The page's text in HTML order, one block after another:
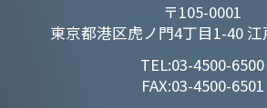
〒105-0001
東京都港区虎ノ門4丁目1-40
TEL:03-4500-6500
FAX:03-4500-6501